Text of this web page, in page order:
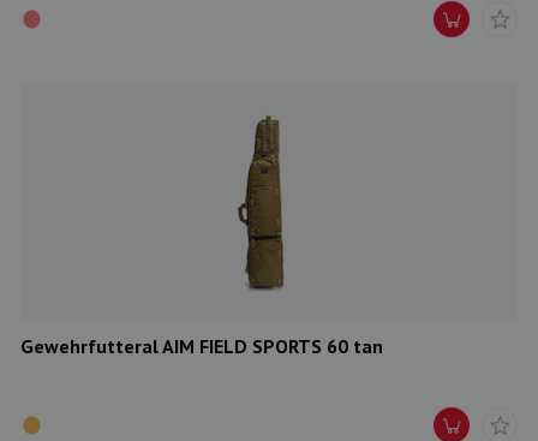
Gewehrfutteral AIM FIELD SPORTS 60 tan